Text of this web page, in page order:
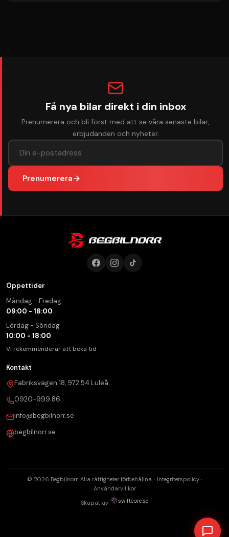
Få nya bilar direkt i din inbox
Prenumerera och bli först med att se våra senaste bilar,
erbjudanden och nyheter.
Prenumerera
Öppettider
Måndag - Fredag
09:00 - 18:00
Lördag - Söndag
10:00 - 18:00
Vi rekommenderar att boka tid
Kontakt
Fabriksvägen 18, 972 54 Luleå
0920-999 86
info@begbilnorr.se
begbilnorr.se
© 2026 Begbilnorr. Alla rättigheter förbehållna. · Integritetspolicy ·
Användarvillkor
Skapat av
swiftcore.se